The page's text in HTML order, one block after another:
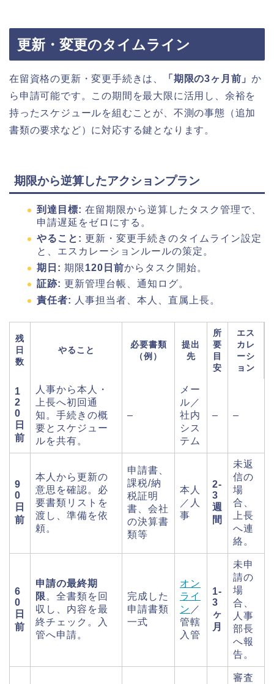
更新・変更のタイムライン
在留資格の更新・変更手続きは、 「期限の3ヶ月前」か
ら申請可能です。この期間を最大限に活用し、余裕を
持ったスケジュールを組むことが、不測の事態（追加
書類の要求など）に対応する鍵となります。
期限から逆算したアクションプラン
到達目標: 在留期限から逆算したタスク管理で、
申請遅延をゼロにする。
やること: 更新・変更手続きのタイムライン設定
と、エスカレーションルールの策定。
期日: 期限120日前からタスク開始。
証跡: 更新管理台帳、通知ログ。
責任者:
人事担当者、本人、直属上長。
残
日
数
やること
必要書類
（例）
提出
先
所
要
目
安
エス
カレ
ーシ
ョン
1
2
0
日
前
人事から本人・
上長へ初回通
知。手続きの概
要とスケジュー
ルを共有。
–
メー
ル／
社内
シス
テム
– –
9
0
日
前
本人から更新の
意思を確認。必
要書類リストを
渡し、準備を依
頼。
申請書、
課税/納
税証明
書、会社
の決算書
類等
本人
／人
事
2-
3
週
間
未返
信の
場
合、
上長
へ連
絡。
6
0
日
前
申請の最終期
限 。全書類を回
収し、内容を最
終チェック。入
管へ申請。
完成した
申請書類
一式
オン
ライ
ン ／
管轄
入管
1-
3
ヶ
月
未申
請の
場
合、
人事
部長
へ報
告。
審査